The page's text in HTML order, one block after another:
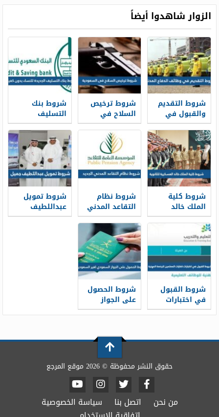
الزوار شاهدوا أيضاً
شروط التقديم
والقبول في
وظائف الدفاع
المدني 1448
شروط ترخيص
السلاح في
السعودية 1448
شروط بنك
التسليف
الجديدة 1448
للنساء بدون
كفيل
شروط كلية
الملك خالد
العسكرية
للثانوية 1448
شروط نظام
التقاعد المدني
الجديد 1448
شروط تمويل
عبداللطيف
جميل 1448
شروط القبول
في اختبارات
كفايات
1448
شروط الحصول
على الجواز
السعودي لغير
حقوق النشر محفوظة © 2026 موقع المرجع
من نحن اتصل بنا
سياسة الخصوصية